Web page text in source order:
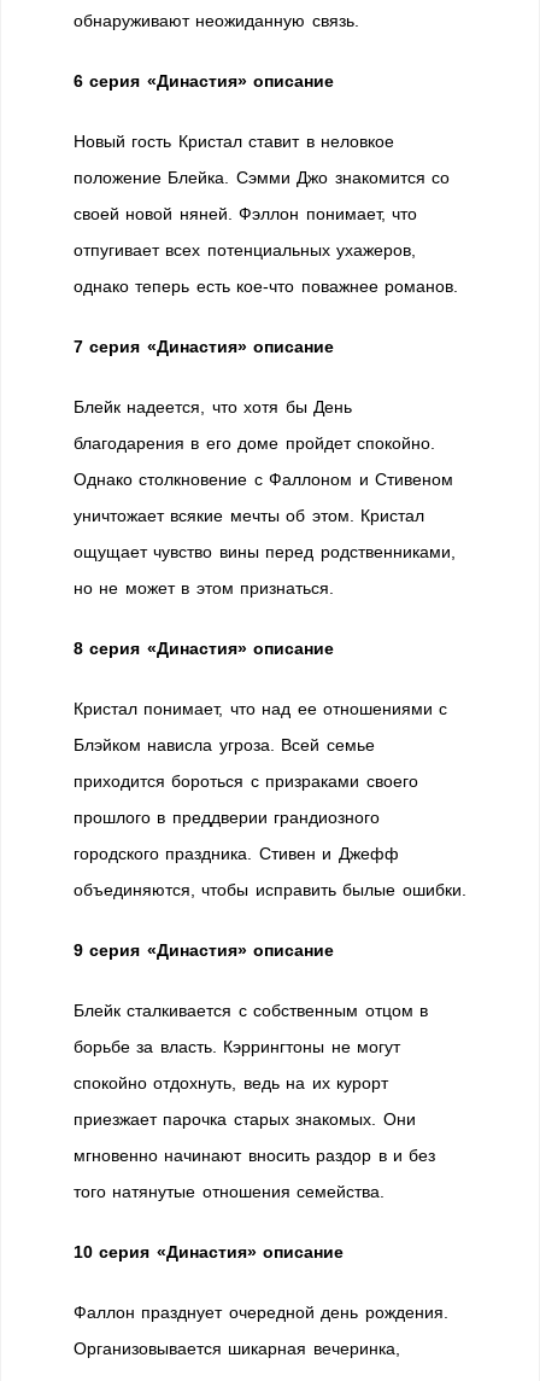
обнаруживают неожиданную связь.
6 серия «Династия» описание
Новый гость Кристал ставит в неловкое
положение Блейка. Сэмми Джо знакомится со
своей новой няней. Фэллон понимает, что
отпугивает всех потенциальных ухажеров,
однако теперь есть кое-что поважнее романов.
7 серия «Династия» описание
Блейк надеется, что хотя бы День
благодарения в его доме пройдет спокойно.
Однако столкновение с Фаллоном и Стивеном
уничтожает всякие мечты об этом. Кристал
ощущает чувство вины перед родственниками,
но не может в этом признаться.
8 серия «Династия» описание
Кристал понимает, что над ее отношениями с
Блэйком нависла угроза. Всей семье
приходится бороться с призраками своего
прошлого в преддверии грандиозного
городского праздника. Стивен и Джефф
объединяются, чтобы исправить былые ошибки.
9 серия «Династия» описание
Блейк сталкивается с собственным отцом в
борьбе за власть. Кэррингтоны не могут
спокойно отдохнуть, ведь на их курорт
приезжает парочка старых знакомых. Они
мгновенно начинают вносить раздор в и без
того натянутые отношения семейства.
10 серия «Династия» описание
Фаллон празднует очередной день рождения.
Организовывается шикарная вечеринка,